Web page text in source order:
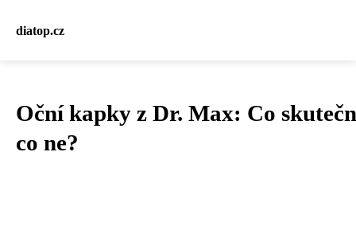
diatop.cz
Oční kapky z Dr. Max: Co
co ne?